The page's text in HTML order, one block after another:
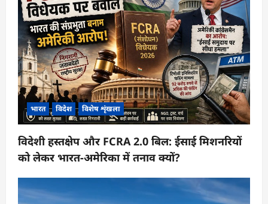
भारत विदेश विशेष शृंखला
विदेशी हस्तक्षेप और FCRA 2.0 बिल: ईसाई मिशनरियों
को लेकर भारत-अमेरिका में तनाव क्यों?